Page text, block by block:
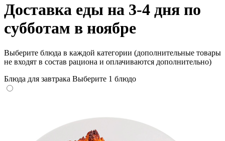
Доставка еды на 3-4 дня по
субботам в ноябре
Выберите блюда в каждой категории (дополнительные товары
не входят в состав рациона и оплачиваются дополнительно)
Блюда для завтрака Выберите 1 блюдо